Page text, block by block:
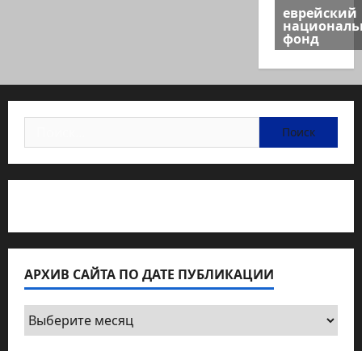
еврейский
фонд
АРХИВ САЙТА ПО ДАТЕ ПУБЛИКАЦИИ
Архив
сайта